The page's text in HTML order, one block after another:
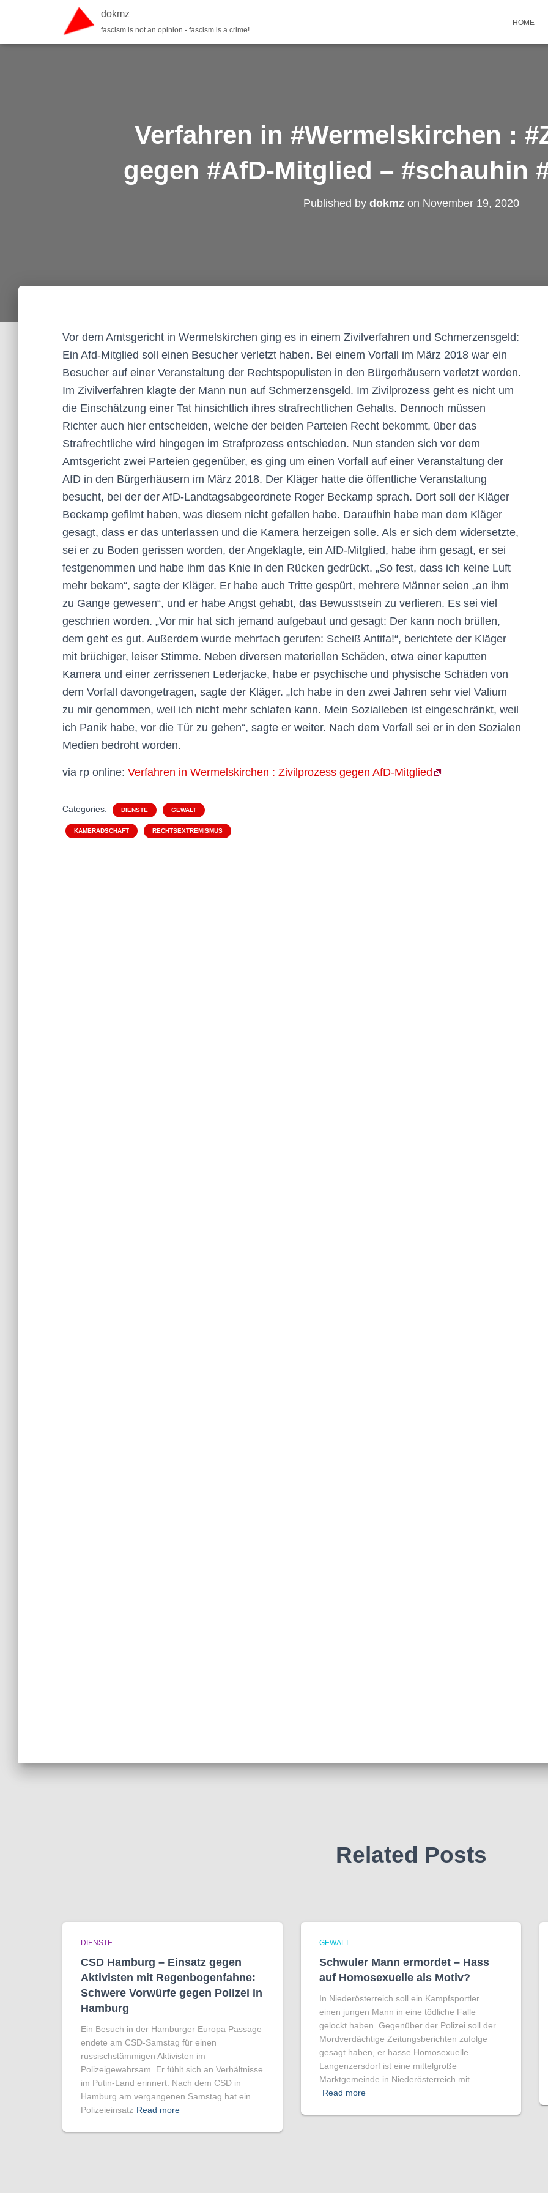
dokmz
fascism is not an opinion - fascism is a crime!
HOME
Verfahren in #Wermelskirchen :
gegen #AfD-Mitglied – #schauhin
Published by dokmzon November 19, 2020
Vor dem Amtsgericht in Wermelskirchen ging es in einem Zivilverfahren und Schmerzensgeld:
Ein Afd-Mitglied soll einen Besucher verletzt haben. Bei einem Vorfall im März 2018 war ein
Besucher auf einer Veranstaltung der Rechtspopulisten in den Bürgerhäusern verletzt worden.
Im Zivilverfahren klagte der Mann nun auf Schmerzensgeld. Im Zivilprozess geht es nicht um
die Einschätzung einer Tat hinsichtlich ihres strafrechtlichen Gehalts. Dennoch müssen
Richter auch hier entscheiden, welche der beiden Parteien Recht bekommt, über das
Strafrechtliche wird hingegen im Strafprozess entschieden. Nun standen sich vor dem
Amtsgericht zwei Parteien gegenüber, es ging um einen Vorfall auf einer Veranstaltung der
AfD in den Bürgerhäusern im März 2018. Der Kläger hatte die öffentliche Veranstaltung
besucht, bei der der AfD-Landtagsabgeordnete Roger Beckamp sprach. Dort soll der Kläger
Beckamp gefilmt haben, was diesem nicht gefallen habe. Daraufhin habe man dem Kläger
gesagt, dass er das unterlassen und die Kamera herzeigen solle. Als er sich dem widersetzte,
sei er zu Boden gerissen worden, der Angeklagte, ein AfD-Mitglied, habe ihm gesagt, er sei
festgenommen und habe ihm das Knie in den Rücken gedrückt. „So fest, dass ich keine Luft
mehr bekam“, sagte der Kläger. Er habe auch Tritte gespürt, mehrere Männer seien „an ihm
zu Gange gewesen“, und er habe Angst gehabt, das Bewusstsein zu verlieren. Es sei viel
geschrien worden. „Vor mir hat sich jemand aufgebaut und gesagt: Der kann noch brüllen,
dem geht es gut. Außerdem wurde mehrfach gerufen: Scheiß Antifa!“, berichtete der Kläger
mit brüchiger, leiser Stimme. Neben diversen materiellen Schäden, etwa einer kaputten
Kamera und einer zerrissenen Lederjacke, habe er psychische und physische Schäden von
dem Vorfall davongetragen, sagte der Kläger. „Ich habe in den zwei Jahren sehr viel Valium
zu mir genommen, weil ich nicht mehr schlafen kann. Mein Sozialleben ist eingeschränkt, weil
ich Panik habe, vor die Tür zu gehen“, sagte er weiter. Nach dem Vorfall sei er in den Sozialen
Medien bedroht worden.
via rp online: Verfahren in Wermelskirchen : Zivilprozess gegen AfD-Mitglied
Categories: DIENSTE GEWALT
KAMERADSCHAFT RECHTSEXTREMISMUS
Related Posts
DIENSTE
CSD Hamburg – Einsatz gegen
Aktivisten mit Regenbogen­fahne:
Schwere Vorwürfe gegen Polizei in
Hamburg
Ein Besuch in der Hamburger Europa Passage
endete am CSD-Samstag für einen
russischstämmigen Aktivisten im
Polizeigewahrsam. Er fühlt sich an Verhältnisse
im Putin-Land erinnert. Nach dem CSD in
Hamburg am vergangenen Samstag hat ein
Polizeieinsatz Read more
GEWALT
Schwuler Mann ermordet – Hass
auf Homo­sexuelle als Motiv?
In Niederösterreich soll ein Kampfsportler
einen jungen Mann in eine tödliche Falle
gelockt haben. Gegenüber der Polizei soll der
Mordverdächtige Zeitungsberichten zufolge
gesagt haben, er hasse Homosexuelle.
Langenzersdorf ist eine mittelgroße
Marktgemeinde in Niederösterreich mit
Read more